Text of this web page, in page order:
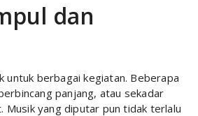
dan
untuk berbagai kegiatan. Beberapa
panjang, atau sekadar
yang diputar pun tidak terlalu